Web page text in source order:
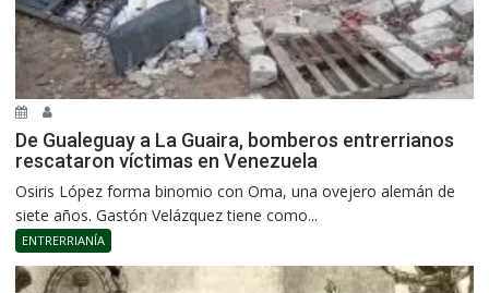
De Gualeguay a La Guaira, bomberos entrerrianos
rescataron víctimas en Venezuela
Osiris López forma binomio con Oma, una ovejero alemán de
siete años. Gastón Velázquez tiene como...
ENTRERRIANÍA